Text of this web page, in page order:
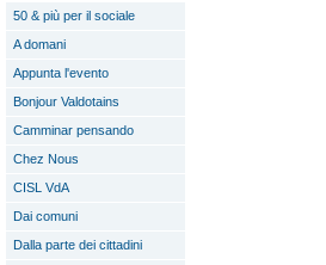
50 & più per il sociale
A domani
Appunta l'evento
Bonjour Valdotains
Camminar pensando
Chez Nous
CISL VdA
Dai comuni
Dalla parte dei cittadini